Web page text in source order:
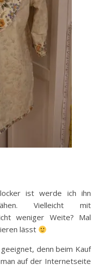
ist werde ich ihn
Vielleicht mit
weniger Weite? Mal
lässt
denn beim Kauf
auf der Internetseite